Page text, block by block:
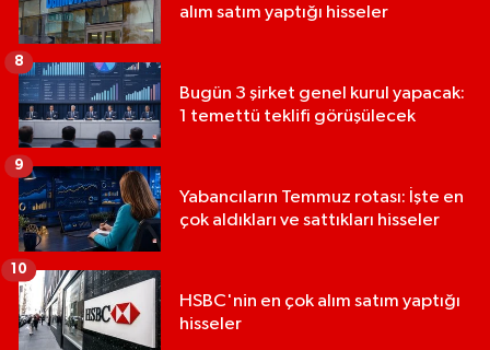
alım satım yaptığı hisseler
Bugün 3 şirket genel kurul yapacak:
1 temettü teklifi görüşülecek
8
Yabancıların Temmuz rotası: İşte en
çok aldıkları ve sattıkları hisseler
9
HSBC'nin en çok alım satım yaptığı
hisseler
10